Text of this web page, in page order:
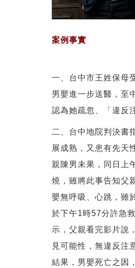
案例事實
一、台中市王姓保母
男嬰進一步送醫，至
認為她疏忽、「違反
二、台中地院判決書
展成熟，又患有先天
親陳男未果，同日上
燒，雖將此事告知父
嬰無呼吸、心跳，雖
於下午1時57分許急
示，父親看完影片說
見可能性，無違反注
結果，男嬰死亡之因